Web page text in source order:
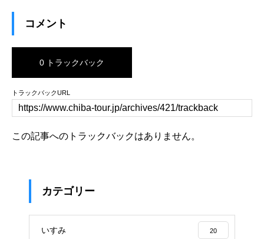
コメント
0 トラックバック
トラックバックURL
この記事へのトラックバックはありません。
カテゴリー
いすみ 20